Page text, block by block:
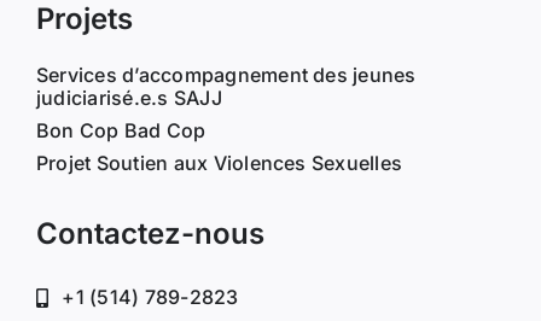
Projets
Services d’accompagnement des jeunes
judiciarisé.e.s SAJJ
Bon Cop Bad Cop
Projet Soutien aux Violences Sexuelles
Contactez-nous
+1 (514) 789-2823